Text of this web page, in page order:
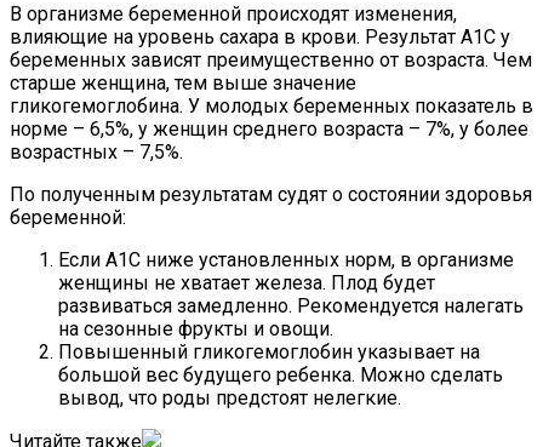
В организме беременной происходят изменения,
влияющие на уровень сахара в крови. Результат А1С у
беременных зависят преимущественно от возраста. Чем
старше женщина, тем выше значение
гликогемоглобина. У молодых беременных показатель в
норме – 6,5%, у женщин среднего возраста – 7%, у более
возрастных – 7,5%.
По полученным результатам судят о состоянии здоровья
беременной:
Если А1С ниже установленных норм, в организме
женщины не хватает железа. Плод будет
развиваться замедленно. Рекомендуется налегать
на сезонные фрукты и овощи.
Повышенный гликогемоглобин указывает на
большой вес будущего ребенка. Можно сделать
вывод, что роды предстоят нелегкие.
Читайте также